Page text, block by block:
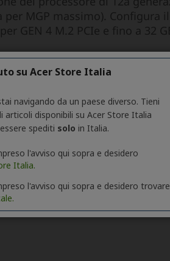
su Acer Store Italia
navigando da un paese diverso. Tieni
articoli disponibili su Acer Store Italia
spediti solo in Italia.
l'avviso qui sopra e desidero
Italia.
l'avviso qui sopra e desidero trovare